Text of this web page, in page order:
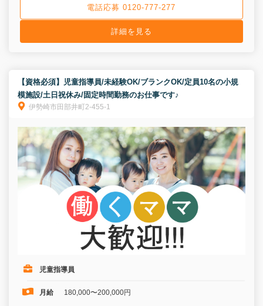
電話応募 0120-777-277
詳細を見る
【資格必須】児童指導員/未経験OK/ブランクOK/定員10名の小規
模施設/土日祝休み/固定時間勤務のお仕事です♪
伊勢崎市田部井町2-455-1
児童指導員
月給 180,000〜200,000円